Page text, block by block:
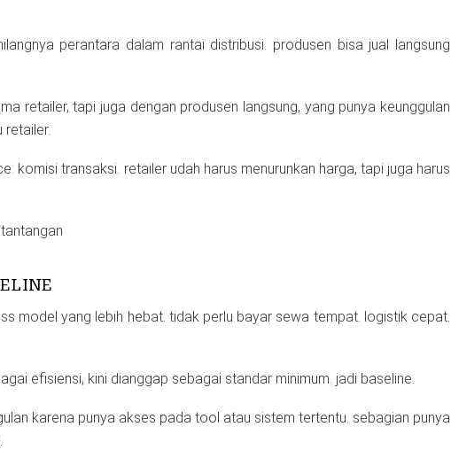
perantara dalam rantai distribusi. produsen bisa jual langsung
retailer, tapi juga dengan produsen langsung, yang punya keunggulan
komisi transaksi. retailer udah harus menurunkan harga, tapi juga harus
model yang lebih hebat. tidak perlu bayar sewa tempat. logistik cepat.
efisiensi, kini dianggap sebagai standar minimum. jadi baseline.
karena punya akses pada tool atau sistem tertentu. sebagian punya